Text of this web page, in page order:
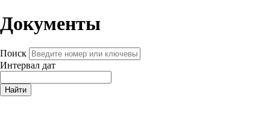
Документы
Поиск
Интервал дат
Найти